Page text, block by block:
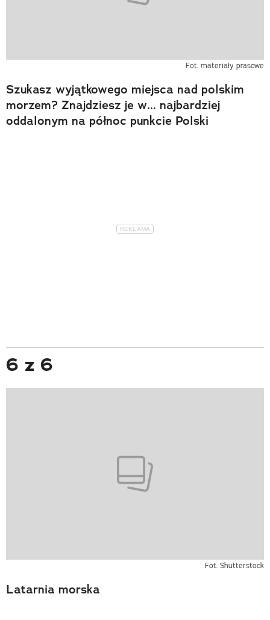
Fot. materiały prasowe
Szukasz wyjątkowego miejsca nad polskim
morzem? Znajdziesz je w... najbardziej
oddalonym na północ punkcie Polski
6 z 6
Fot. Shutterstock
Latarnia morska